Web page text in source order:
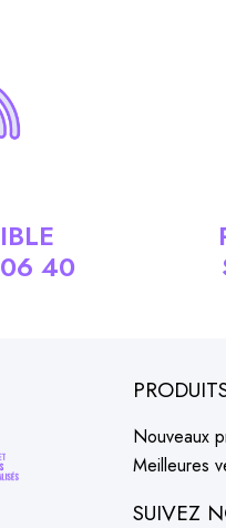
40
Nouveaux
Meilleures
SUIVEZ